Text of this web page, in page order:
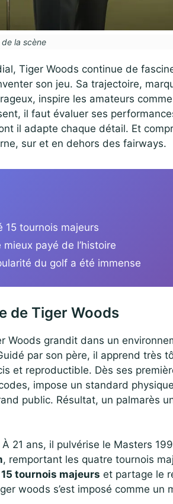
la scène
Tiger Woods continue de
son jeu. Sa trajectoire,
inspire les amateurs
il faut évaluer ses
il adapte chaque détail. Et
sur et en dehors des fairways.
15 tournois majeurs
payé de l’histoire
du golf a été immense
de Tiger Woods
Woods grandit dans un
par son père, il apprend très
et reproductible. Dès ses
impose un standard
public. Résultat, un palmarès
21 ans, il pulvérise le Masters
, remportant les quatre tournois
15 tournois majeurs et partage le
woods s’est imposé comme un